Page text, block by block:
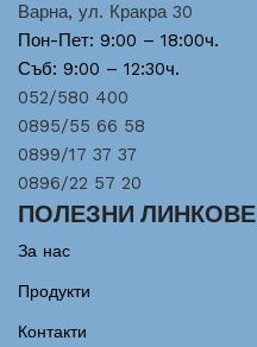
Варна, ул. Кракра 30
Пон-Пет: 9:00 – 18:00ч.
Съб: 9:00 – 12:30ч.
052/580 400
0895/55 66 58
0899/17 37 37
0896/22 57 20
ПОЛЕЗНИ ЛИНКОВЕ
За нас
Продукти
Контакти